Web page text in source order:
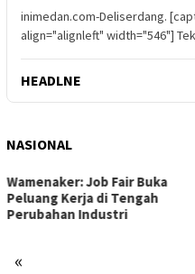
inimedan.com-Deliserdang.
align="alignleft" width="546"]
HEADLNE
NASIONAL
«